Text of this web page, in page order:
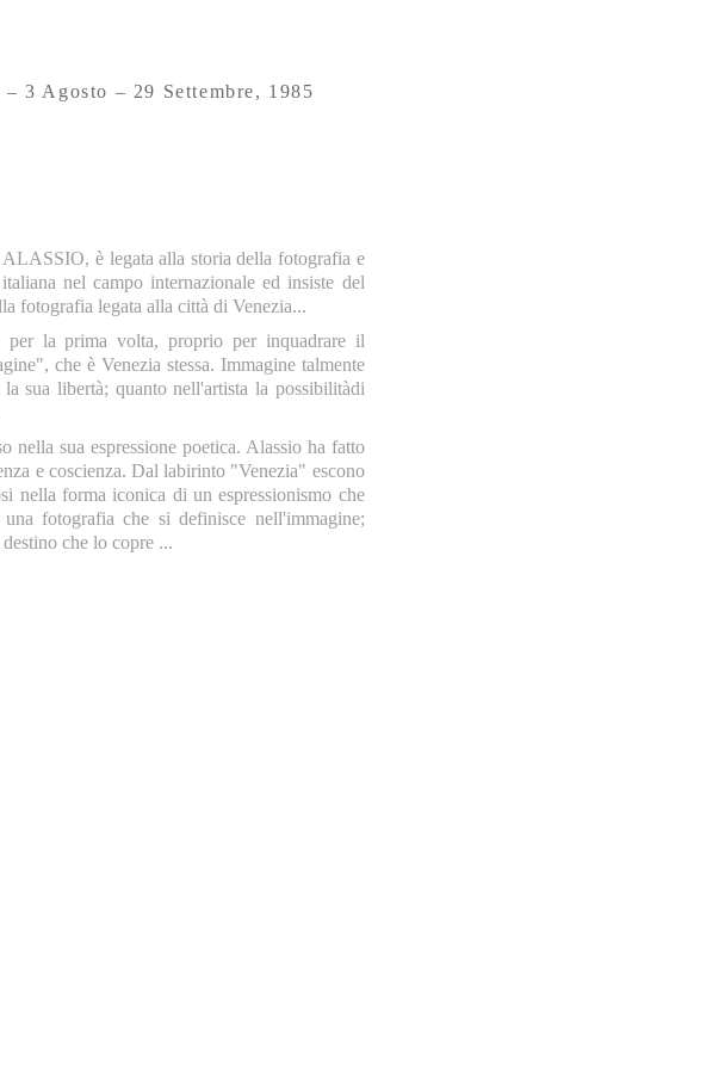
3 Agosto – 29 Settembre, 1985
è legata alla storia della fotografia e
nel campo internazionale ed insiste del
fotografia legata alla città di Venezia...
per la prima volta, proprio per inquadrare il
che è Venezia stessa. Immagine talmente
sua libertà; quanto nell'artista la possibilitàdi
sua espressione poetica. Alassio ha fatto
e coscienza. Dal labirinto "Venezia" escono
nella forma iconica di un espressionismo che
fotografia che si definisce nell'immagine;
che lo copre ...